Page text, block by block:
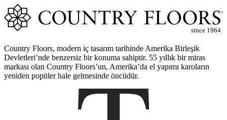
since 1964
Country Floors, modern iç tasarım tarihinde Amerika Birleşik
Devletleri’nde benzersiz bir konuma sahiptir. 55 yıllık bir miras
markası olan Country Floors’un, Amerika’da el yapımı karoların
yeniden popüler hale gelmesinde öncüdür.